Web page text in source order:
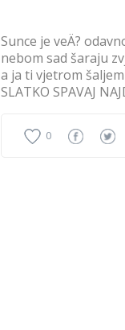
Sunce je veÄ?
nebom sad šaraju
a ja ti vjetrom
SLATKO SPAVAJ
0